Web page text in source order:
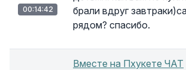
00:14:42
брали вдруг
рядом? спасибо.
Вместе на Пхукете ЧАТ